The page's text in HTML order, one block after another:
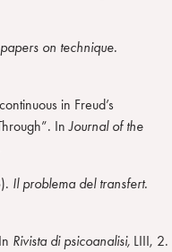
papers on technique.
in Freud’s
InJournal of the
Il problema del transfert.
Rivista di psicoanalisi, LIII, 2.